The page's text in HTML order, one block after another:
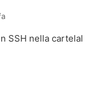
SSH nella cartelal